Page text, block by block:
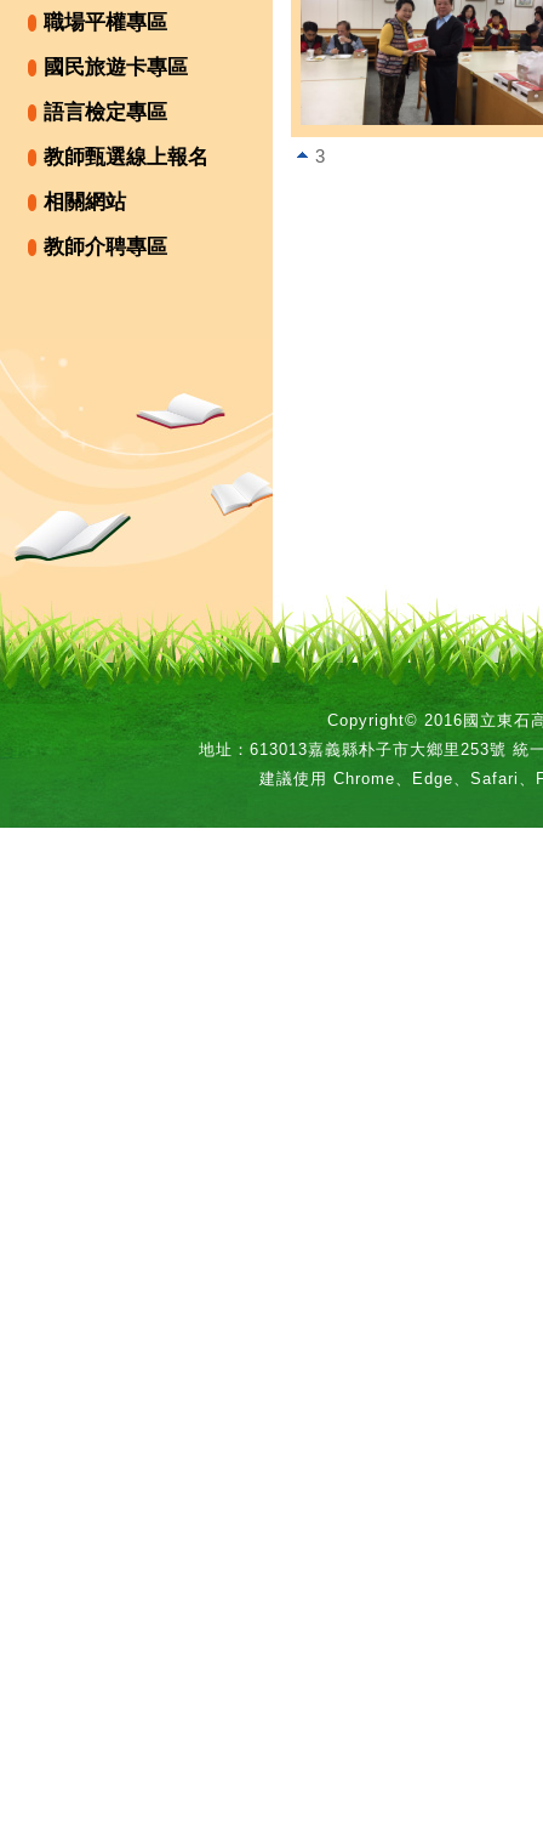
職場平權專區
國民旅遊卡專區
語言檢定專區
教師甄選線上報名
相關網站
教師介聘專區
3
Copyright© 2016國立東石
地址：613013嘉義縣朴子市大鄉里253號 統
建議使用 Chrome、Edge、Safari